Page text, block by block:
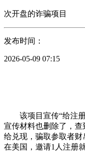
次开盘的诈骗项目
发布时间：
2026-05-09 07:15
该项目宣传“给注册
宣传材料也删除了，
给兑现，骗取参取者
在美国，邀请1人注册